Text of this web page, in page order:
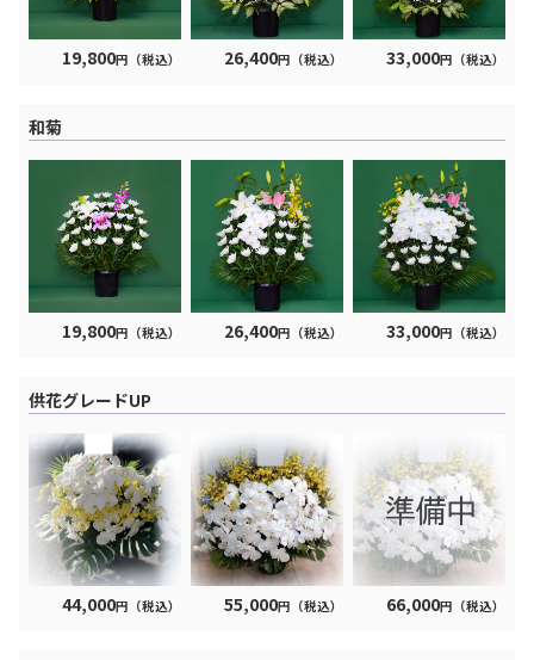
19,800円（税込） 26,400円（税込） 33,000円（税込）
和菊
19,800円（税込） 26,400円（税込） 33,000円（税込）
供花グレードUP
44,000円（税込） 55,000円（税込） 66,000円（税込）